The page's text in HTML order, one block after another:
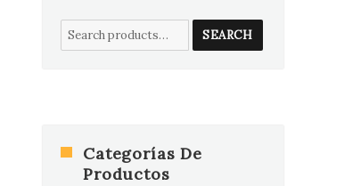
Search
for:
SEARCH
Categorías De
Productos